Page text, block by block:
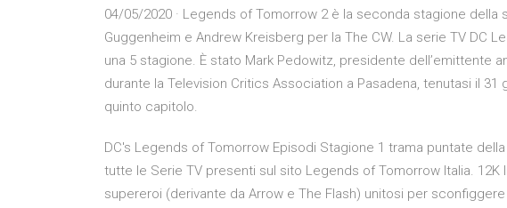
04/05/2020 · Legends of Tomorrow 2 è la seconda stagione della
Guggenheim e Andrew Kreisberg per la The CW. La serie TV DC
una 5 stagione. È stato Mark Pedowitz, presidente dell’emittente
durante la Television Critics Association a Pasadena, tenutasi il
quinto capitolo.
DC's Legends of Tomorrow Episodi Stagione 1 trama puntate
tutte le Serie TV presenti sul sito Legends of Tomorrow Italia. 12K
supereroi (derivante da Arrow e The Flash) unitosi per